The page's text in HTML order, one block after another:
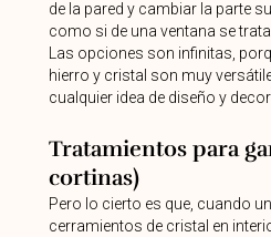
de la pared y cambiar la parte
como si de una ventana se
Las opciones son infinitas,
hierro y cristal son muy
cualquier idea de diseño y
Tratamientos para
cortinas)
Pero lo cierto es que, cuando
cerramientos de cristal en